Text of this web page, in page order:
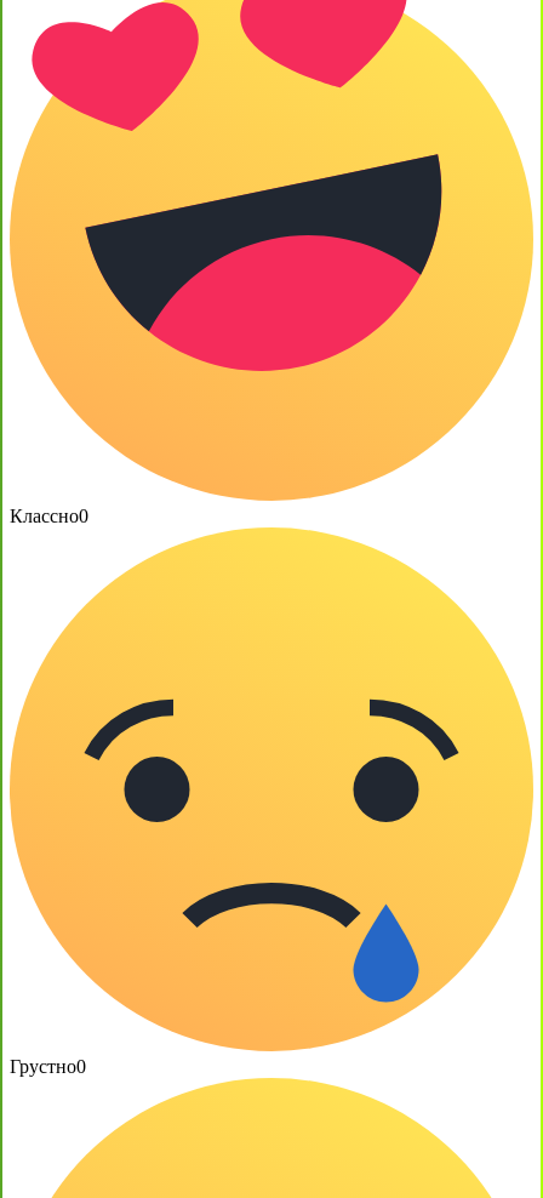
Классно0
Грустно0